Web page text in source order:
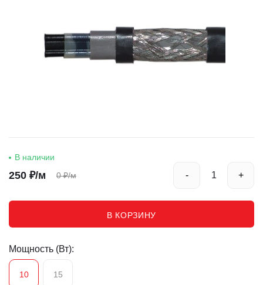
В наличии
250 ₽/м 0 ₽/м - +
В КОРЗИНУ
Мощность (Вт):
10 15